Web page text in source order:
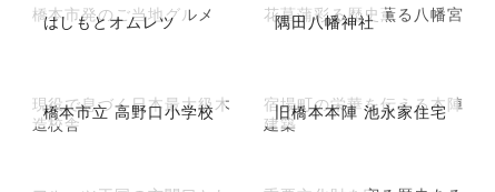
はしもとオムレツ
橋本市発のご当地グルメ 隅田八幡神社
花菖蒲彩る歴史薫る八幡宮
橋本市立 高野口小学校
現役で息づく日本最大級木
造校舎
旧橋本本陣 池永家住宅
宿場町の栄華を伝える本陣
建築